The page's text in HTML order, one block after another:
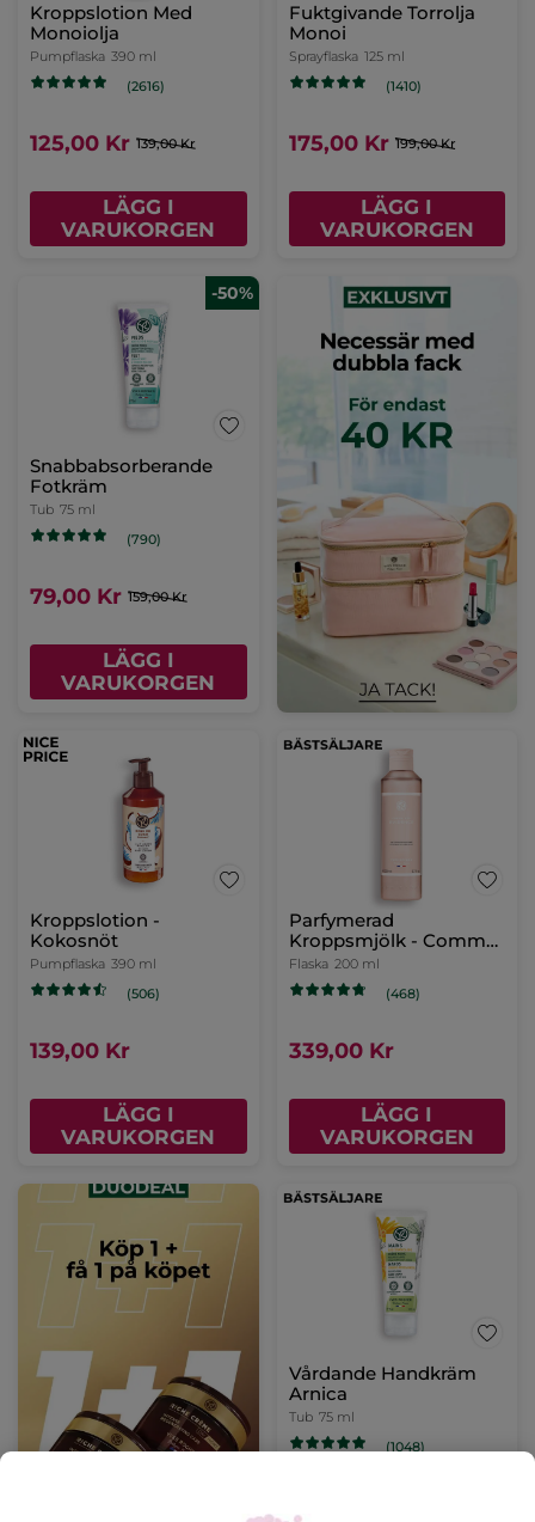
Kroppslotion Med
Monoiolja
Pumpflaska 390 ml
(2616)
125,00 Kr 139,00 Kr
LÄGG I
VARUKORGEN
Fuktgivande Torrolja
Monoi
Sprayflaska 125 ml
(1410)
175,00 Kr 199,00 Kr
LÄGG I
VARUKORGEN
-50%
Snabbabsorberande
Fotkräm
Tub 75 ml
(790)
79,00 Kr 159,00 Kr
LÄGG I
VARUKORGEN
Kroppslotion -
Kokosnöt
Pumpflaska 390 ml
(506)
139,00 Kr
LÄGG I
VARUKORGEN
Parfymerad
Kroppsmjölk - Comme
une Evidence
Flaska 200 ml
(468)
339,00 Kr
LÄGG I
VARUKORGEN
Vårdande Handkräm
Arnica
Tub 75 ml
(1048)